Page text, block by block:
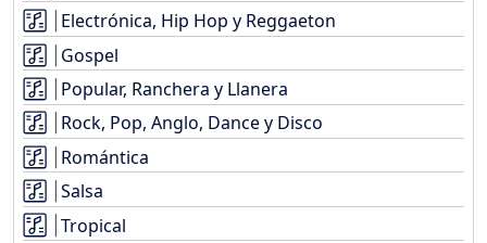
Electrónica, Hip Hop y Reggaeton
Gospel
Popular, Ranchera y Llanera
Rock, Pop, Anglo, Dance y Disco
Romántica
Salsa
Tropical